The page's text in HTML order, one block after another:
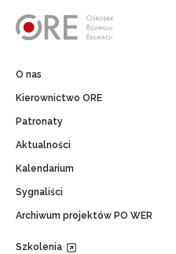
O nas
Kierownictwo ORE
Patronaty
Aktualności
Kalendarium
Sygnaliści
Archiwum projektów PO WER
Szkolenia